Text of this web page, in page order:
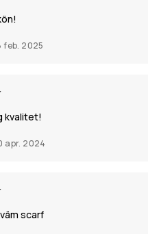
feb. 2025
kvalitet!
apr. 2024
scarf